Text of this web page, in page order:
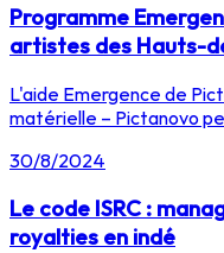
Programme
artistes des Hauts-
L'aide Emergence de
matérielle – Pictanovo
30/8/2024
Le code ISRC :
royalties en indé